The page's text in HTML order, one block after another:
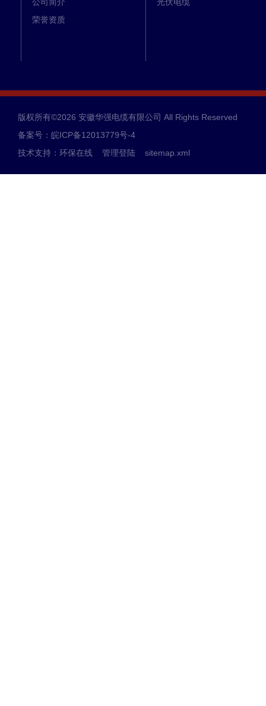
荣誉资质
版权所有©2026 安徽华强电缆有限公司 All Rights Reserved
备案号：皖ICP备12013779号-4
技术支持： 环保在线 管理登陆 sitemap.xml